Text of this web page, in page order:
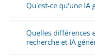
Qu'est-ce qu'une IA
Quelles différences
recherche et IA